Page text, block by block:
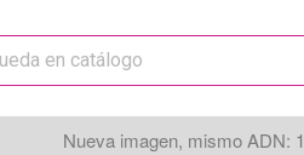
Nueva imagen, mismo ADN: